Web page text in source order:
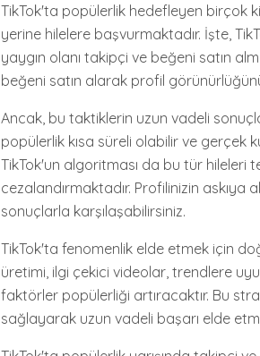
TikTok'ta popülerlik hedefleyen birçok
yerine hilelere başvurmaktadır. İşte,
yaygın olanı takipçi ve beğeni satın
beğeni satın alarak profil
Ancak, bu taktiklerin uzun vadeli
popülerlik kısa süreli olabilir ve gerçek
TikTok'un algoritması da bu tür hileleri
cezalandırmaktadır. Profilinizin askıya
sonuçlarla karşılaşabilirsiniz.
TikTok'ta fenomenlik elde etmek için
üretimi, ilgi çekici videolar, trendlere
faktörler popülerliği artıracaktır. Bu
sağlayarak uzun vadeli başarı elde